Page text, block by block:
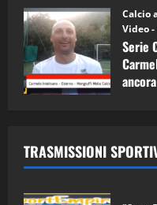
Calcio
Video -
Serie
TRASMISSIONI
1 08/
2 28/